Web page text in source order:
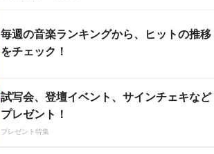
毎週の音楽ランキングから、ヒットの推移
をチェック！
試写会、登壇イベント、サインチェキなど
プレゼント！
プレゼント特集